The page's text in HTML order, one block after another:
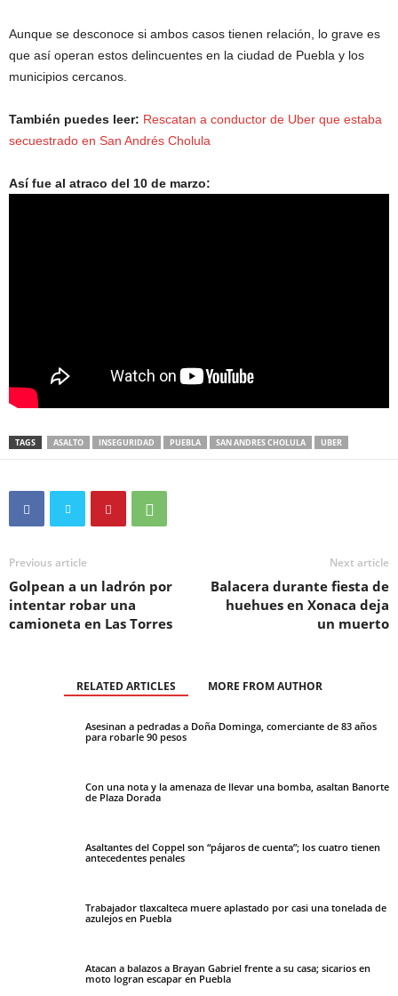
Aunque se desconoce si ambos casos tienen relación, lo grave es
que así operan estos delincuentes en la ciudad de Puebla y los
municipios cercanos.
También puedes leer: Rescatan a conductor de Uber que estaba
secuestrado en San Andrés Cholula
Así fue al atraco del 10 de marzo:
TAGS ASALTO INSEGURIDAD PUEBLA SAN ANDRES CHOLULA UBER
Previous article
Golpean a un ladrón por
intentar robar una
camioneta en Las Torres
Next article
Balacera durante fiesta de
huehues en Xonaca deja
un muerto
RELATED ARTICLES MORE FROM AUTHOR
Asesinan a pedradas a Doña Dominga, comerciante de 83 años
para robarle 90 pesos
Con una nota y la amenaza de llevar una bomba, asaltan Banorte
de Plaza Dorada
Asaltantes del Coppel son “pájaros de cuenta”; los cuatro tienen
antecedentes penales
Trabajador tlaxcalteca muere aplastado por casi una tonelada de
azulejos en Puebla
Atacan a balazos a Brayan Gabriel frente a su casa; sicarios en
moto logran escapar en Puebla